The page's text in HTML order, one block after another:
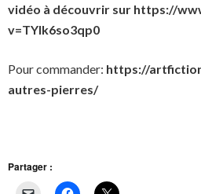
vidéo à découvrir sur https://
v=TYlk6so3qp0
Pour commander: https://
autres-pierres/
Partager :